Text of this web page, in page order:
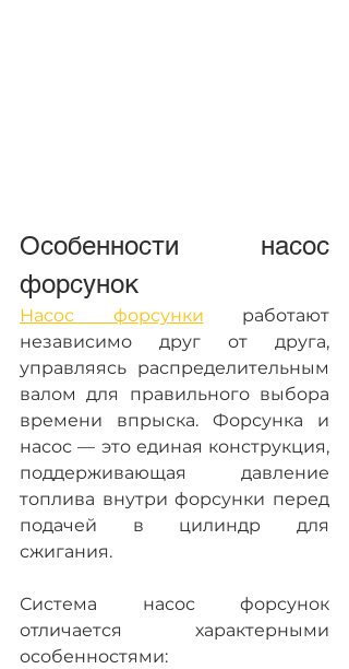
Особенности насос
форсунок
Насос форсунки работают
независимо друг от друга,
управляясь распределительным
валом для правильного выбора
времени впрыска. Форсунка и
насос — это единая конструкция,
поддерживающая давление
топлива внутри форсунки перед
подачей в цилиндр для
сжигания.
Система насос форсунок
отличается характерными
особенностями: